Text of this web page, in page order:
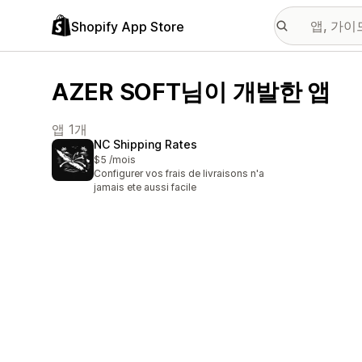
Shopify App Store
AZER SOFT님이 개발한 앱
앱 1개
NC Shipping Rates
$5 /mois
Configurer vos frais de livraisons n'a
jamais ete aussi facile